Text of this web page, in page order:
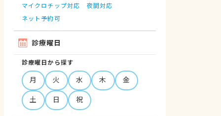
マイクロチップ対応
夜間対応
ネット予約可
診療曜日
診療曜日から探す
月 火 水 木
金
土
日 祝